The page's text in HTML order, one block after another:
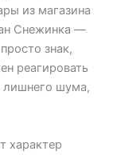
из магазина
Снежинка —
знак,
реагировать
лишнего шума,
характер